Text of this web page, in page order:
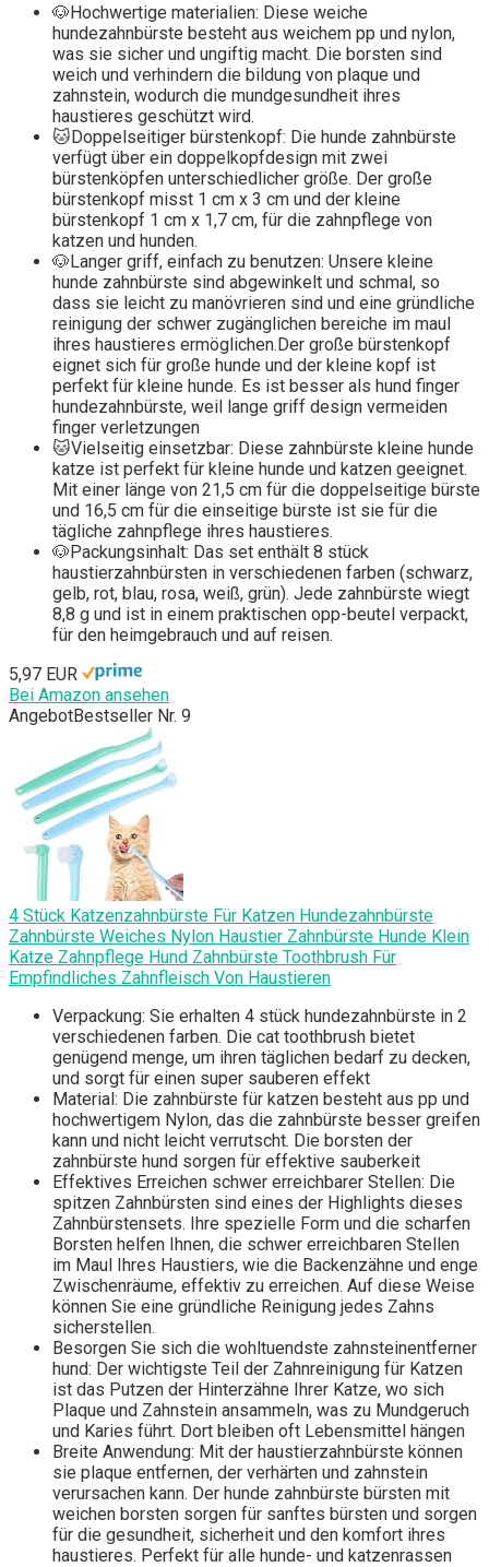
🐶Hochwertige materialien: Diese weiche
hundezahnbürste besteht aus weichem pp und nylon,
was sie sicher und ungiftig macht. Die borsten sind
weich und verhindern die bildung von plaque und
zahnstein, wodurch die mundgesundheit ihres
haustieres geschützt wird.
🐱Doppelseitiger bürstenkopf: Die hunde zahnbürste
verfügt über ein doppelkopfdesign mit zwei
bürstenköpfen unterschiedlicher größe. Der große
bürstenkopf misst 1 cm x 3 cm und der kleine
bürstenkopf 1 cm x 1,7 cm, für die zahnpflege von
katzen und hunden.
🐶Langer griff, einfach zu benutzen: Unsere kleine
hunde zahnbürste sind abgewinkelt und schmal, so
dass sie leicht zu manövrieren sind und eine gründliche
reinigung der schwer zugänglichen bereiche im maul
ihres haustieres ermöglichen.Der große bürstenkopf
eignet sich für große hunde und der kleine kopf ist
perfekt für kleine hunde. Es ist besser als hund finger
hundezahnbürste, weil lange griff design vermeiden
finger verletzungen
🐱Vielseitig einsetzbar: Diese zahnbürste kleine hunde
katze ist perfekt für kleine hunde und katzen geeignet.
Mit einer länge von 21,5 cm für die doppelseitige bürste
und 16,5 cm für die einseitige bürste ist sie für die
tägliche zahnpflege ihres haustieres.
🐶Packungsinhalt: Das set enthält 8 stück
haustierzahnbürsten in verschiedenen farben (schwarz,
gelb, rot, blau, rosa, weiß, grün). Jede zahnbürste wiegt
8,8 g und ist in einem praktischen opp-beutel verpackt,
für den heimgebrauch und auf reisen.
5,97 EUR
Bei Amazon ansehen
AngebotBestseller Nr. 9
4 Stück Katzenzahnbürste Für Katzen Hundezahnbürste
Zahnbürste Weiches Nylon Haustier Zahnbürste Hunde Klein
Katze Zahnpflege Hund Zahnbürste Toothbrush Für
Empfindliches Zahnfleisch Von Haustieren
Verpackung: Sie erhalten 4 stück hundezahnbürste in 2
verschiedenen farben. Die cat toothbrush bietet
genügend menge, um ihren täglichen bedarf zu decken,
und sorgt für einen super sauberen effekt
Material: Die zahnbürste für katzen besteht aus pp und
hochwertigem Nylon, das die zahnbürste besser greifen
kann und nicht leicht verrutscht. Die borsten der
zahnbürste hund sorgen für effektive sauberkeit
Effektives Erreichen schwer erreichbarer Stellen: Die
spitzen Zahnbürsten sind eines der Highlights dieses
Zahnbürstensets. Ihre spezielle Form und die scharfen
Borsten helfen Ihnen, die schwer erreichbaren Stellen
im Maul Ihres Haustiers, wie die Backenzähne und enge
Zwischenräume, effektiv zu erreichen. Auf diese Weise
können Sie eine gründliche Reinigung jedes Zahns
sicherstellen.
Besorgen Sie sich die wohltuendste zahnsteinentferner
hund: Der wichtigste Teil der Zahnreinigung für Katzen
ist das Putzen der Hinterzähne Ihrer Katze, wo sich
Plaque und Zahnstein ansammeln, was zu Mundgeruch
und Karies führt. Dort bleiben oft Lebensmittel hängen
Breite Anwendung: Mit der haustierzahnbürste können
sie plaque entfernen, der verhärten und zahnstein
verursachen kann. Der hunde zahnbürste bürsten mit
weichen borsten sorgen für sanftes bürsten und sorgen
für die gesundheit, sicherheit und den komfort ihres
haustieres. Perfekt für alle hunde- und katzenrassen